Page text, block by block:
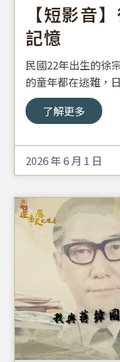
【短影音
記憶
民國22年出生的徐
的童年都在逃難，
「日本人來了！」
砰』槍聲對他而言
了解更多
2026 年 6 月 1 日